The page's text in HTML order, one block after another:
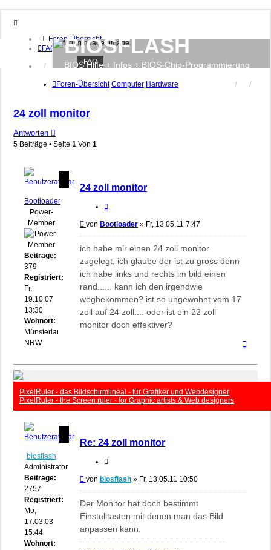
Foren-Übersicht
FAQ
Anmelden
BIOSFLASH
BIOS Hilfe + Infos + BIOS-Chip-Programmierung
FAQ
Foren-Übersicht Computer Hardware
24 zoll monitor
Antworten
5 Beiträge • Seite 1 Von 1
Bootloader
Power-
Member
Beiträge:
379
Registriert:
Fr,
19.10.07
13:30
Wohnort:
Münsterland
NRW
24 zoll monitor
Beitrag
von Bootloader » Fr, 13.05.11 7:47
ich habe mir einen 24 zoll monitor
zugelegt, ich glaube der ist zu gross denn
ich habe links und rechts im bild einen
rand...... kann ich den irgendwie
wegbekommen? ist so ungewohnt vom 17
zoll auf 24 zoll.... oder ist ein 22 zoll
monitor doch effektiver?
PixelRuler - das Bildschirmlineal - für Grafiker und Webdesigner
PixelRuler - the Screen ruler - for Graphic artists & Web designers
biosflash
Administrator
Beiträge:
2757
Registriert:
Mo,
17.03.03
15:44
Wohnort:
Re: 24 zoll monitor
Beitrag
von biosflash » Fr, 13.05.11 10:50
Der Monitor hat doch bestimmt
Einstelltasten mit denen man das Bild
anpassen kann.